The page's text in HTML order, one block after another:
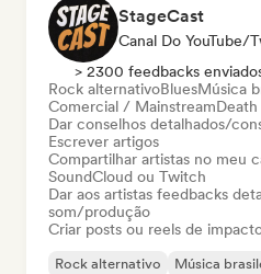
StageCast
> 2300 feedbacks
Rock alternativoBluesMúsica
Comercial / Mainstream
Dar conselhos detalhados/
Escrever artigos
Compartilhar artistas no meu
SoundCloud ou Twitch
Dar aos artistas feedbacks
som/produção
Criar posts ou reels de
Rock alternativo Música